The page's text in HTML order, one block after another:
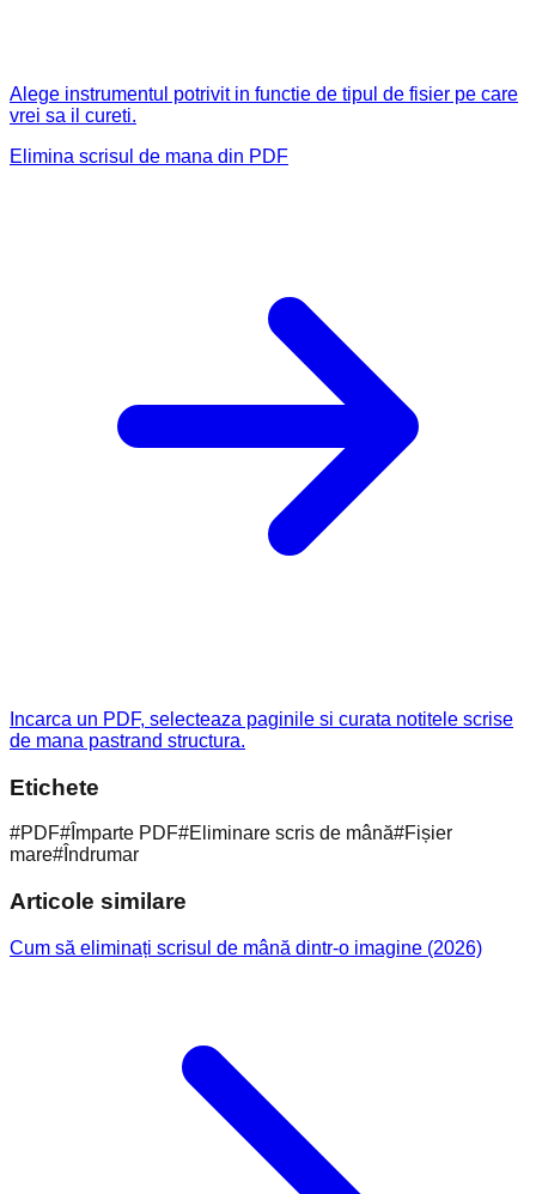
Alege instrumentul potrivit in functie de tipul de fisier pe care
vrei sa il cureti.
Elimina scrisul de mana din PDF
Incarca un PDF, selecteaza paginile si curata notitele scrise
de mana pastrand structura.
Etichete
#PDF# Împarte PDF#Eliminare scris de mână#Fișier
mare# Îndrumar
Articole similare
Cum să eliminați scrisul de mână dintr-o imagine (2026)